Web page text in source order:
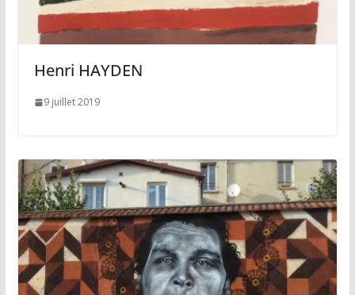
Henri HAYDEN
9 juillet 2019